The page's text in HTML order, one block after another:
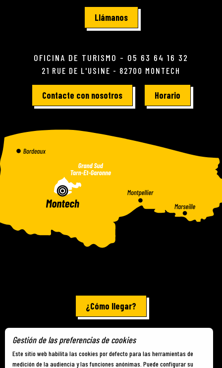
Llámanos
OFICINA DE TURISMO - 05 63 64 16 32
21 RUE DE L'USINE - 82700 MONTECH
Contacte con nosotros Horario
¿Cómo llegar?
Información jurídica - Mapa del sitio
Gestión de las preferencias de cookies
Este sitio web habilita las cookies por defecto para las herramientas de
medición de la audiencia y las funciones anónimas. Puede configurar su